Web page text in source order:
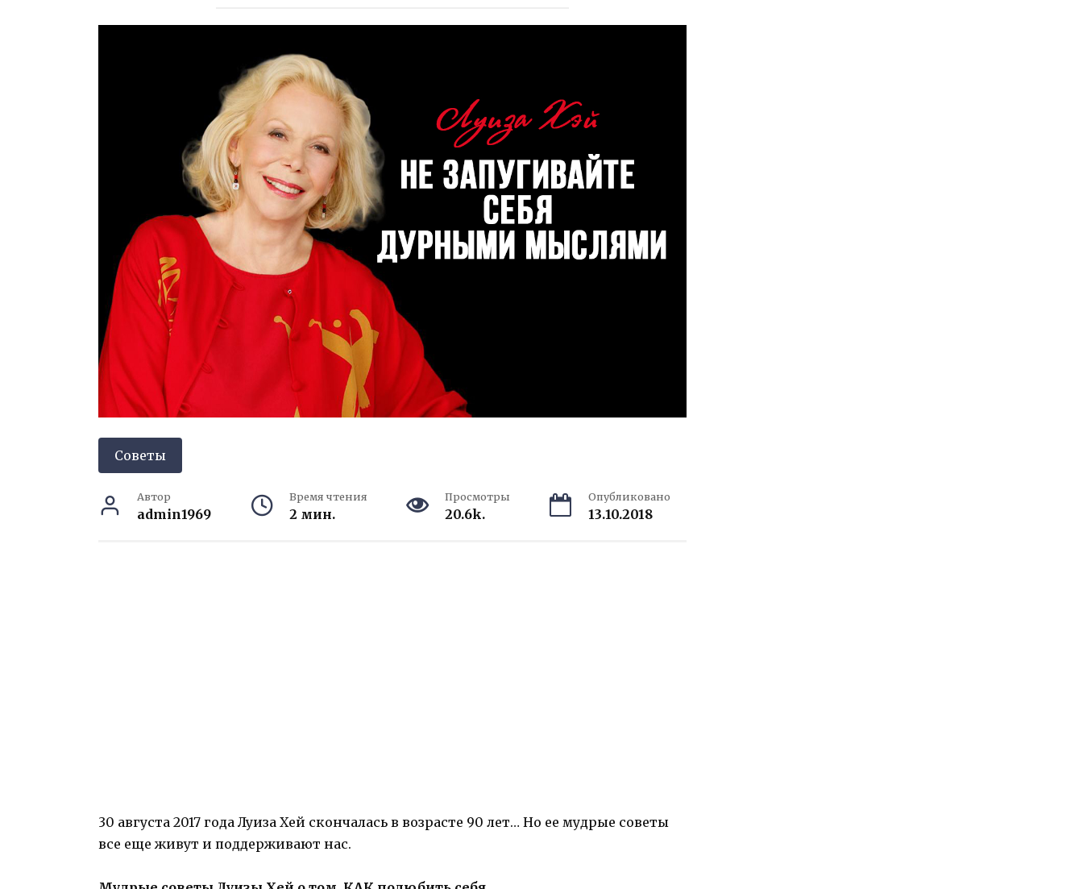
Советы
Автор
admin1969
Время чтения
2 мин.
Просмотры
20.6k.
Опубликовано
13.10.2018
30 августа 2017 года Луиза Хей скончалась в возрасте 90 лет… Но ее мудрые советы
все еще живут и поддерживают нас.